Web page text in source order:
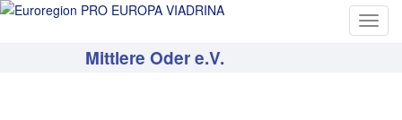
T
Mittlere Oder e.V.